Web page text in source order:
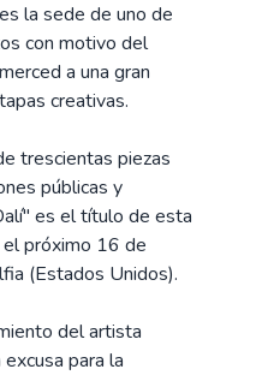
la sede de uno de
con motivo del
a una gran
creativas.
trescientas piezas
públicas y
es el título de esta
el próximo 16 de
(Estados Unidos).
del artista
para la